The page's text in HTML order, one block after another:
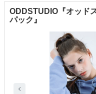
ODDSTUDIO『オッド
パック』